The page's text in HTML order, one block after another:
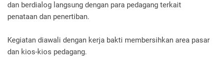
dan berdialog langsung dengan para pedagang terkait
penataan dan penertiban.
Kegiatan diawali dengan kerja bakti membersihkan area pasar
dan kios-kios pedagang.